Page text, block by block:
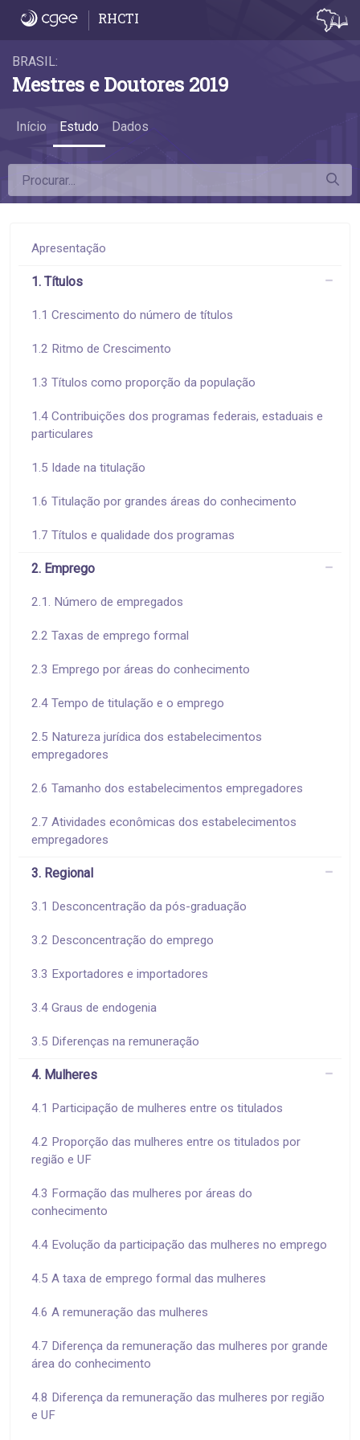
6.9 Remuneração de mestres
RHCTI
BRASIL:
Mestres e Doutores 2019
Início Estudo Dados
Apresentação
1. Títulos
1.1 Crescimento do número de títulos
1.2 Ritmo de Crescimento
1.3 Títulos como proporção da população
1.4 Contribuições dos programas federais, estaduais e
particulares
1.5 Idade na titulação
1.6 Titulação por grandes áreas do conhecimento
1.7 Títulos e qualidade dos programas
2. Emprego
2.1. Número de empregados
2.2 Taxas de emprego formal
2.3 Emprego por áreas do conhecimento
2.4 Tempo de titulação e o emprego
2.5 Natureza jurídica dos estabelecimentos
empregadores
2.6 Tamanho dos estabelecimentos empregadores
2.7 Atividades econômicas dos estabelecimentos
empregadores
3. Regional
3.1 Desconcentração da pós-graduação
3.2 Desconcentração do emprego
3.3 Exportadores e importadores
3.4 Graus de endogenia
3.5 Diferenças na remuneração
4. Mulheres
4.1 Participação de mulheres entre os titulados
4.2 Proporção das mulheres entre os titulados por
região e UF
4.3 Formação das mulheres por áreas do
conhecimento
4.4 Evolução da participação das mulheres no emprego
4.5 A taxa de emprego formal das mulheres
4.6 A remuneração das mulheres
4.7 Diferença da remuneração das mulheres por grande
área do conhecimento
4.8 Diferença da remuneração das mulheres por região
e UF